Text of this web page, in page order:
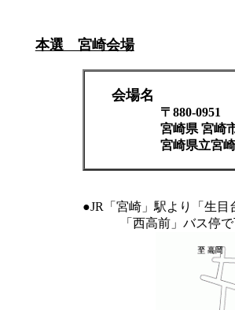
本選 宮崎会場
会場名
〒880-0951
宮崎県 宮崎
宮崎県立宮
●JR「宮崎」駅より「生
「西高前」バス停で下